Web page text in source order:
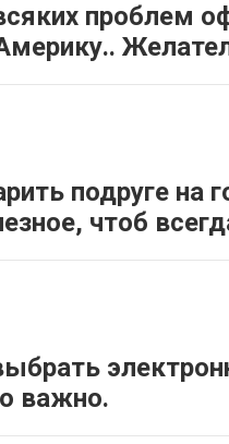
проблем
подруге на
чтоб
важно.